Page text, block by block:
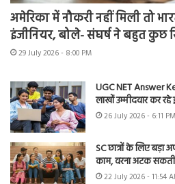
अमेरिका में नौकरी नहीं मिली तो
इंजीनियर, बोले- संघर्ष ने बहुत कुछ
29 July 2026 - 8:00 PM
UGC NET Answer
लाखों उम्मीदवार कर रहे
26 July 2026 - 6:11 PM
SC छात्रों के लिए
काम, वरना अटक
22 July 2026 - 11:54